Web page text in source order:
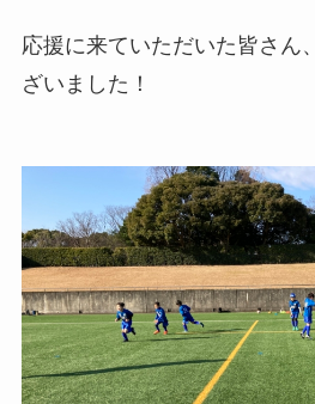
応援に来ていただいた皆さん
ざいました！